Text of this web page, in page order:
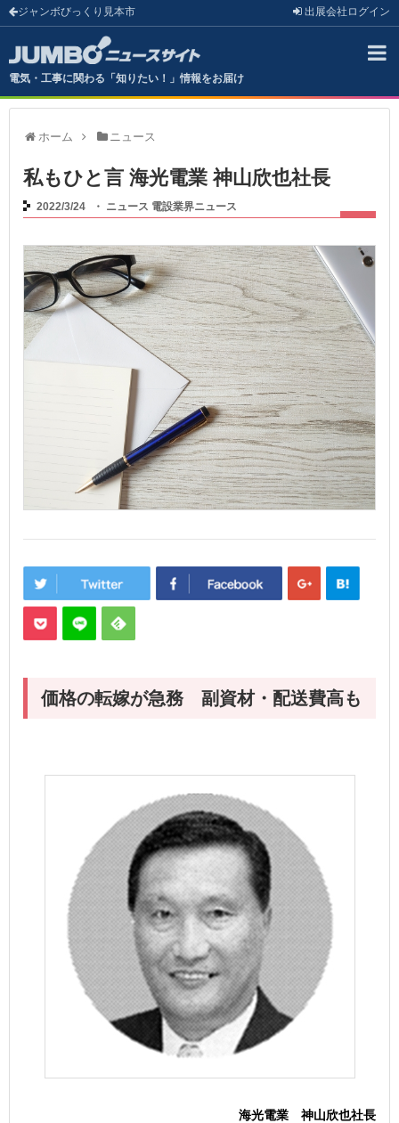
ジャンボびっくり見本市 出展会社 ログイン
電気・工事に関わる「知りたい！」情報をお届け
ホーム ニュース
私もひと言 海光電業 神山欣也社長
2022/3/24 ・ ニュース 電設業界ニュース
価格の転嫁が急務 副資材・配送費高も
海光電業 神山欣也社長